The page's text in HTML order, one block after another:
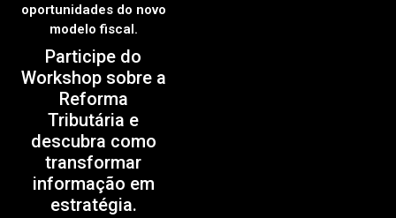
oportunidades do novo
modelo fiscal.
Participe do
Workshop sobre a
Reforma
Tributária e
descubra como
transformar
informação em
estratégia.